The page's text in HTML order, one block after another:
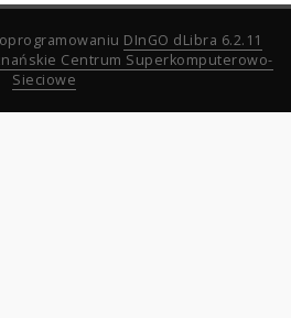
DInGO dLibra 6.2.11
Centrum Superkomputerowo-
Sieciowe